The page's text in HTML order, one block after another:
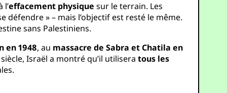
l’effacement physique sur le terrain. Les
» – mais l’objectif est resté le même.
sans Palestiniens.
en 1948, au massacre de Sabra et Chatila en
Israël a montré qu’il utiliseratous les